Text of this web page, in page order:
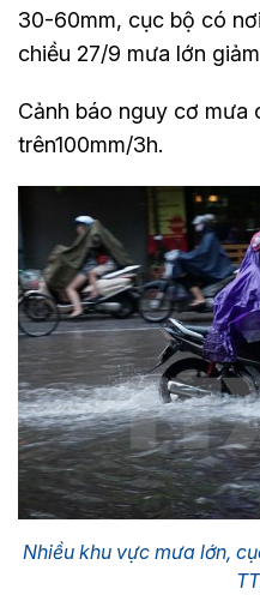
30-60mm, cục bộ có
chiều 27/9 mưa lớn
Cảnh báo nguy cơ mưa
trên100mm/3h.
Nhiều khu vực mưa lớn,